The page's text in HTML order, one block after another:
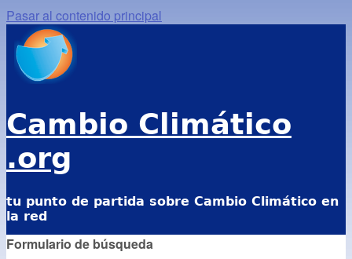
Pasar al contenido principal
Cambio Climático
.org
tu punto de partida sobre Cambio Climático en
la red
Formulario de búsqueda